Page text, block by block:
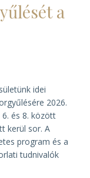
a
idei
2026.
6. és 8. között
kerül sor. A
program és a
tudnivalók